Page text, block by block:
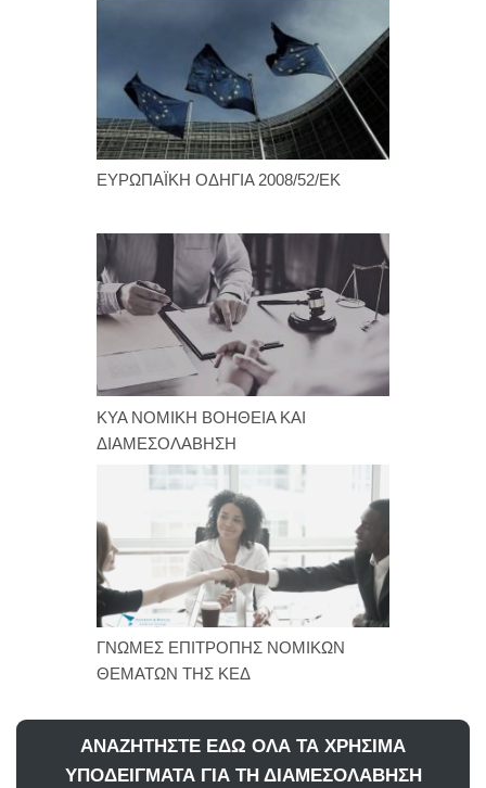
ΕΥΡΩΠΑΪΚΗ ΟΔΗΓΙΑ 2008/52/ΕΚ
KYA NOMIKH ΒΟΗΘΕΙΑ ΚΑΙ
ΔΙΑΜΕΣΟΛΑΒΗΣΗ
ΓΝΩΜΕΣ ΕΠΙΤΡΟΠΗΣ ΝΟΜΙΚΩΝ
ΘΕΜΑΤΩΝ ΤΗΣ ΚΕΔ
ANAZHTΗΣΤΕ ΕΔΩ ΟΛΑ ΤΑ ΧΡΗΣΙΜΑ
ΥΠΟΔΕΙΓΜΑΤΑ ΓΙΑ ΤΗ ΔΙΑΜΕΣΟΛΑΒΗΣΗ